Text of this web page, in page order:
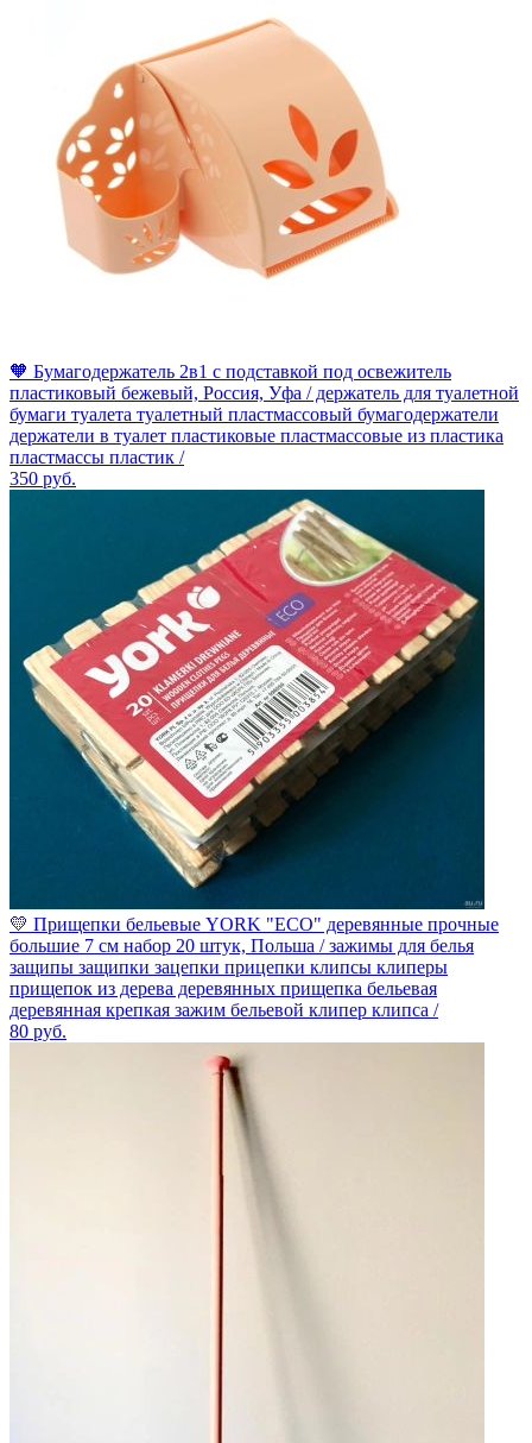
🧡 Бумагодержатель 2в1 с подставкой под освежитель
пластиковый бежевый, Россия, Уфа / держатель для туалетной
бумаги туалета туалетный пластмассовый бумагодержатели
держатели в туалет пластиковые пластмассовые из пластика
пластмассы пластик /
350 руб.
💛 Прищепки бельевые YORK "ECO" деревянные прочные
большие 7 см набор 20 штук, Польша / зажимы для белья
защипы защипки зацепки прицепки клипсы клиперы
прищепок из дерева деревянных прищепка бельевая
деревянная крепкая зажим бельевой клипер клипса /
80 руб.